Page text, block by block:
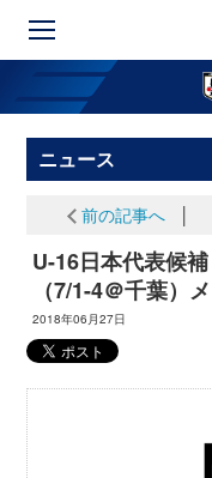
ニュース
前の記事へ
U-16日本代表候
（7/1-4＠千葉）
2018年06月27日